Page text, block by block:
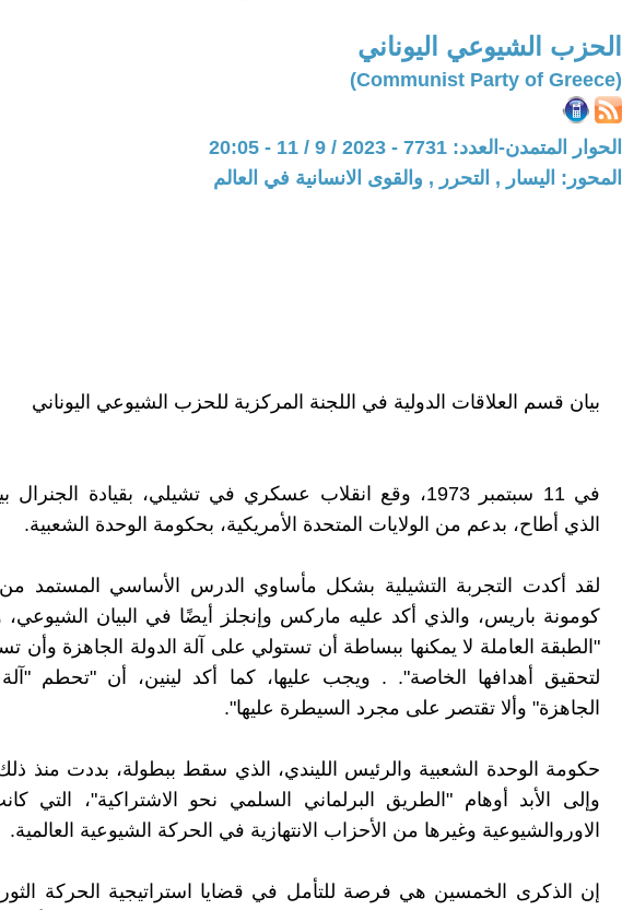
الحزب الشيوعي اليوناني
(Communist Party of Greece)
الحوار المتمدن-العدد: 7731 - 2023 / 9 / 11 - 20:05
المحور: اليسار , التحرر , والقوى الانسانية في العالم
بيان قسم العلاقات الدولية في اللجنة المركزية للحزب الشيوعي اليوناني
في 11 سبتمبر 1973، وقع انقلاب عسكري في تشيلي، بقيادة الجنرال
الذي أطاح، بدعم من الولايات المتحدة الأمريكية، بحكومة الوحدة الشعبية.
لقد أكدت التجربة التشيلية بشكل مأساوي الدرس الأساسي المستمد
كومونة باريس، والذي أكد عليه ماركس وإنجلز أيضًا في البيان الشيوعي،
"الطبقة العاملة لا يمكنها ببساطة أن تستولي على آلة الدولة الجاهزة وأن
لتحقيق أهدافها الخاصة". . ويجب عليها، كما أكد لينين، أن "تحطم "آلة
الجاهزة" وألا تقتصر على مجرد السيطرة عليها".
حكومة الوحدة الشعبية والرئيس الليندي، الذي سقط ببطولة، بددت منذ
وإلى الأبد أوهام "الطريق البرلماني السلمي نحو الاشتراكية"، التي
الاوروالشيوعية وغيرها من الأحزاب الانتهازية في الحركة الشيوعية العالمية.
إن الذكرى الخمسين هي فرصة للتأمل في قضايا استراتيجية الحركة